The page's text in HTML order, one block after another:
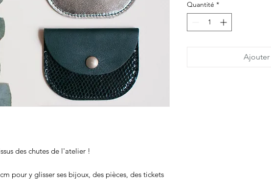
des chutes de l'atelier !
pour y glisser ses bijoux, des pièces, des tickets
Quantité *
Ajouter